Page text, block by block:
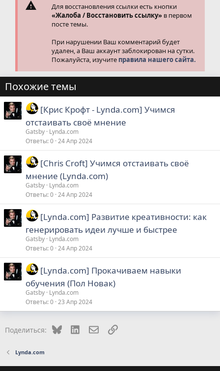
Для восстановления ссылки есть кнопки
«Жалоба / Восстановить ссылку» в первом
посте темы.
При нарушении Ваш комментарий будет
удален, а Ваш аккаунт заблокирован на сутки.
Пожалуйста, изучите правила нашего сайта.
Похожие темы
[Крис Крофт - Lynda.com] Учимся
отстаивать своё мнение
Gatsby Lynda.com
Ответы 0 24 Апр 2024
[Chris Croft] Учимся отстаивать своё
мнение (Lynda.com)
Gatsby Lynda.com
Ответы 0 24 Апр 2024
[Lynda.com] Развитие креативности: как
генерировать идеи лучше и быстрее
Gatsby Lynda.com
Ответы 0 24 Апр 2024
[Lynda.com] Прокачиваем навыки
обучения (Пол Новак)
Gatsby Lynda.com
Ответы 0 23 Апр 2024
Поделиться: Bluesky LinkedInЭлектронная почта
Ссылка
Lynda.com